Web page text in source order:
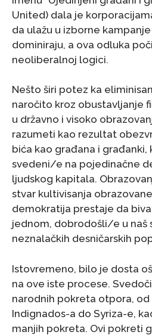
United) dala je
da ulažu u izborne
dominiraju, a ova odluka
neoliberalnoj logici.
Nešto širi potez ka
naročito kroz obustavljanje
u državno i visoko
razumeti kao rezultat
bića kao građana i građanki,
svedeni/e na pojedinačne
ljudskog kapitala.
stvar kultivisanja
demokratija prestaje da
jednom, dobrodošli/e u naš
neznalačkih desničarskih
Istovremeno, bilo je dosta
na ove iste procese.
narodnih pokreta otpora,
Indignados-a do Syriza-e,
manjih pokreta. Ovi pokreti